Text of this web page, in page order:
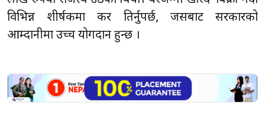
विभिन्न शीर्षकमा कर तिर्नुपर्छ, जसबाट सरकारको
आम्दानीमा उच्च योगदान हुन्छ ।